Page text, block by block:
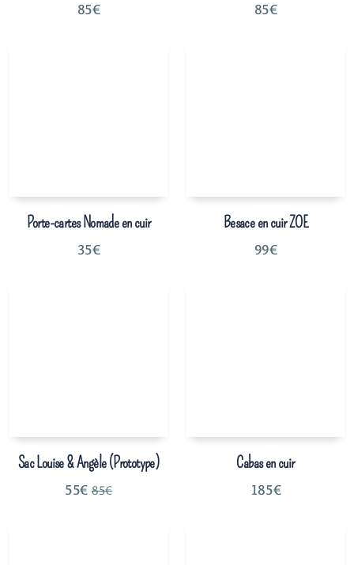
85€ 85€
Porte-cartes Nomade en cuir
35€
Besace en cuir ZOE
99€
Sac Louise & Angèle (Prototype)
55€ 85€
Cabas en cuir
185€